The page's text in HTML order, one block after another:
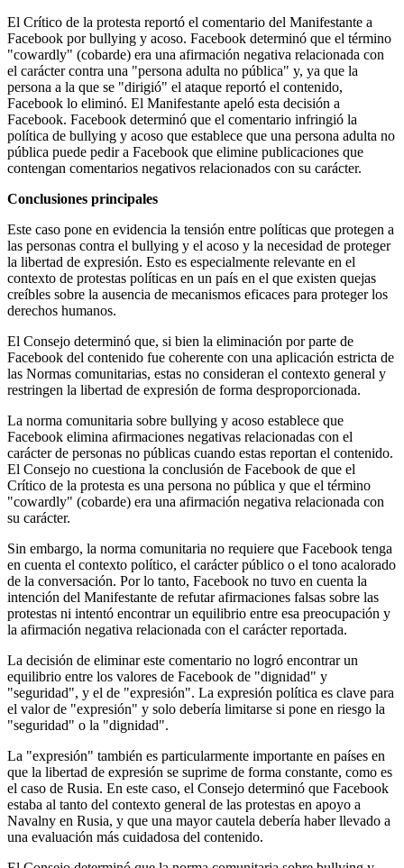
El Crítico de la protesta reportó el comentario del Manifestante a
Facebook por bullying y acoso. Facebook determinó que el término
"cowardly" (cobarde) era una afirmación negativa relacionada con
el carácter contra una "persona adulta no pública" y, ya que la
persona a la que se "dirigió" el ataque reportó el contenido,
Facebook lo eliminó. El Manifestante apeló esta decisión a
Facebook. Facebook determinó que el comentario infringió la
política de bullying y acoso que establece que una persona adulta no
pública puede pedir a Facebook que elimine publicaciones que
contengan comentarios negativos relacionados con su carácter.
Conclusiones principales
Este caso pone en evidencia la tensión entre políticas que protegen a
las personas contra el bullying y el acoso y la necesidad de proteger
la libertad de expresión. Esto es especialmente relevante en el
contexto de protestas políticas en un país en el que existen quejas
creíbles sobre la ausencia de mecanismos eficaces para proteger los
derechos humanos.
El Consejo determinó que, si bien la eliminación por parte de
Facebook del contenido fue coherente con una aplicación estricta de
las Normas comunitarias, estas no consideran el contexto general y
restringen la libertad de expresión de forma desproporcionada.
La norma comunitaria sobre bullying y acoso establece que
Facebook elimina afirmaciones negativas relacionadas con el
carácter de personas no públicas cuando estas reportan el contenido.
El Consejo no cuestiona la conclusión de Facebook de que el
Crítico de la protesta es una persona no pública y que el término
"cowardly" (cobarde) era una afirmación negativa relacionada con
su carácter.
Sin embargo, la norma comunitaria no requiere que Facebook tenga
en cuenta el contexto político, el carácter público o el tono acalorado
de la conversación. Por lo tanto, Facebook no tuvo en cuenta la
intención del Manifestante de refutar afirmaciones falsas sobre las
protestas ni intentó encontrar un equilibrio entre esa preocupación y
la afirmación negativa relacionada con el carácter reportada.
La decisión de eliminar este comentario no logró encontrar un
equilibrio entre los valores de Facebook de "dignidad" y
"seguridad", y el de "expresión". La expresión política es clave para
el valor de "expresión" y solo debería limitarse si pone en riesgo la
"seguridad" o la "dignidad".
La "expresión" también es particularmente importante en países en
que la libertad de expresión se suprime de forma constante, como es
el caso de Rusia. En este caso, el Consejo determinó que Facebook
estaba al tanto del contexto general de las protestas en apoyo a
Navalny en Rusia, y que una mayor cautela debería haber llevado a
una evaluación más cuidadosa del contenido.